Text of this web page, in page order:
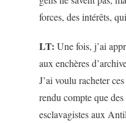
forces, des intérêts,
LT: Une fois, j’ai
aux enchères
J’ai voulu racheter
rendu compte que des
esclavagistes aux